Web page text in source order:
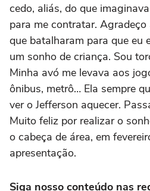
cedo, aliás, do que
para me contratar.
que batalharam para que eu
um sonho de criança. Sou
Minha avó me levava aos
ônibus, metrô… Ela sempre
ver o Jefferson aquecer.
Muito feliz por realizar o
o cabeça de área, em
apresentação.
Siga nosso conteúdo nas